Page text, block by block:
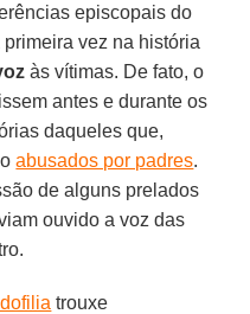
episcopais do
vez na história
às vítimas. De fato, o
antes e durante os
daqueles que,
abusados por padres.
de alguns prelados
ouvido a voz das
trouxe